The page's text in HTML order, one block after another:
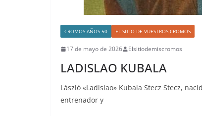
CROMOS AÑOS 50 EL SITIO DE VUESTROS CROMOS
17 de mayo de 2026 Elsitiodemiscromos
LADISLAO KUBALA
László «Ladislao» Kubala Stecz Stecz,
entrenador y